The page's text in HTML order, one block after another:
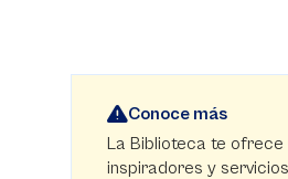
Conoce más
La Biblioteca te
inspiradores y